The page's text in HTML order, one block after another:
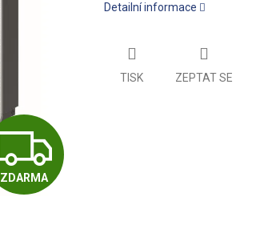
Z
D
ZDARMA
Detailní informace
TISK ZEPTAT SE